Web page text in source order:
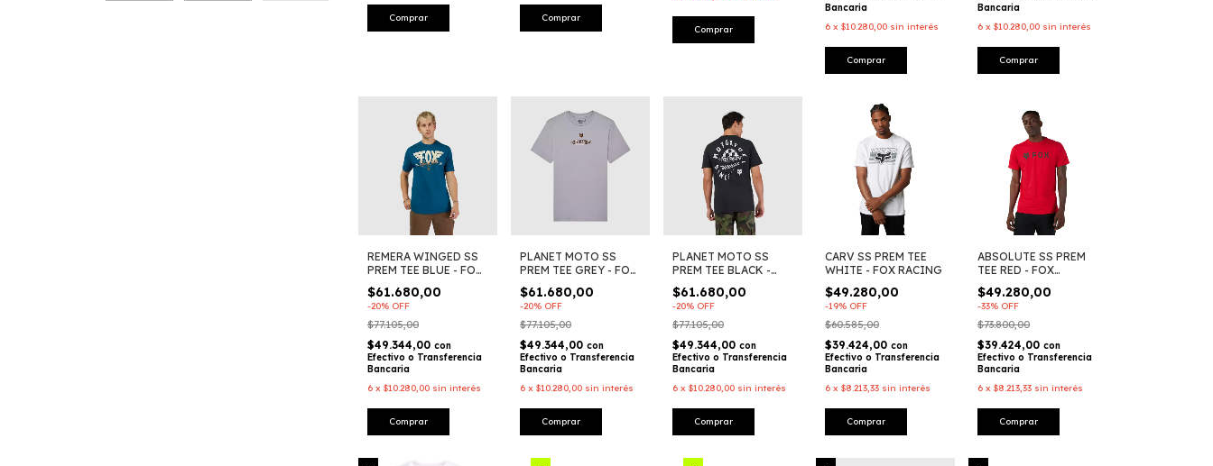
Comprar Comprar
Comprar
Bancaria
6 x $10.280,00 sin interés
Comprar
Bancaria
6 x $10.280,00 sin interés
Comprar
REMERA WINGED SS
PREM TEE BLUE - FOX
RACING
$61.680,00
-20% OFF
$77.105,00
$49.344,00 con
Efectivo o Transferencia
Bancaria
6 x $10.280,00 sin interés
Comprar
PLANET MOTO SS
PREM TEE GREY - FOX
RACING
$61.680,00
-20% OFF
$77.105,00
$49.344,00 con
Efectivo o Transferencia
Bancaria
6 x $10.280,00 sin interés
Comprar
PLANET MOTO SS
PREM TEE BLACK -
FOX RACING
$61.680,00
-20% OFF
$77.105,00
$49.344,00 con
Efectivo o Transferencia
Bancaria
6 x $10.280,00 sin interés
Comprar
CARV SS PREM TEE
WHITE - FOX RACING
$49.280,00
-19% OFF
$60.585,00
$39.424,00 con
Efectivo o Transferencia
Bancaria
6 x $8.213,33 sin interés
Comprar
ABSOLUTE SS PREM
TEE RED - FOX
RACING
$49.280,00
-33% OFF
$73.800,00
$39.424,00 con
Efectivo o Transferencia
Bancaria
6 x $8.213,33 sin interés
Comprar